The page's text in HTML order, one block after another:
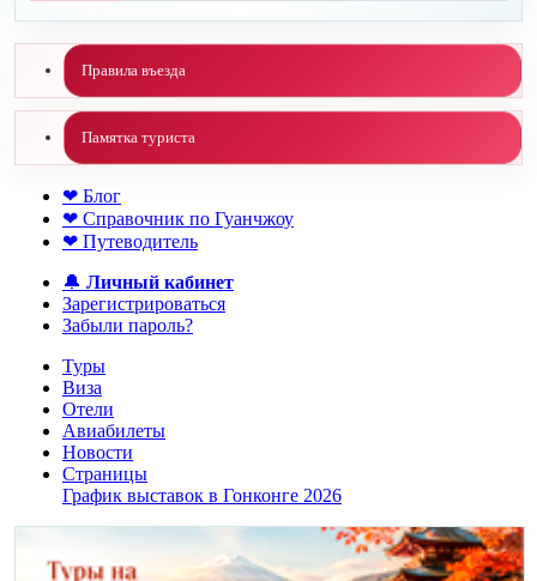
Правила въезда
Памятка туриста
❤ Блог
❤ Справочник по Гуанчжоу
❤ Путеводитель
🔔 Личный кабинет
Зарегистрироваться
Забыли пароль?
Туры
Виза
Отели
Авиабилеты
Новости
Страницы
График выставок в Гонконге 2026